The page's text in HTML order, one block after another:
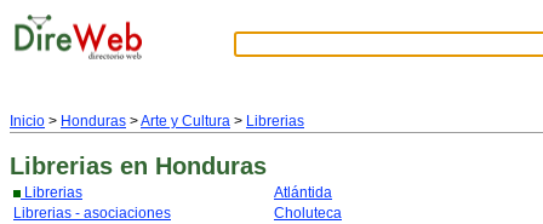
Inicio > Honduras >Arte y Cultura > Librerias
Librerias en Honduras
Librerias
Librerias - asociaciones
Atlántida
Choluteca